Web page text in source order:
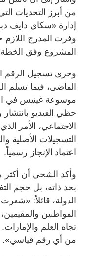
من أبرز التحديات
إدارة «سكاي دايف
وفرت المدرج اللازم
المشروع وفق
الماضي، فيما تسلم
موسوعة غينيس في
حظي الفيديو
الاجتماعي، الأمر
التسجيلات الأصلية
اعتماد الإنجاز رسمياً.
وأكد الشحي أن أكثر
بحد ذاته، بل حجم
الدولة، قائلاً:
المواطنين
تجاه العلم
من أي رقم قياسي».